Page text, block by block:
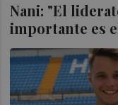
Nani: "El
importante es